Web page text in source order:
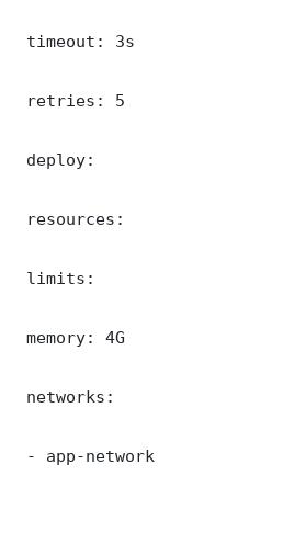
timeout: 3s
retries: 5
deploy:
resources:
limits:
memory: 4G
networks:
- app-network